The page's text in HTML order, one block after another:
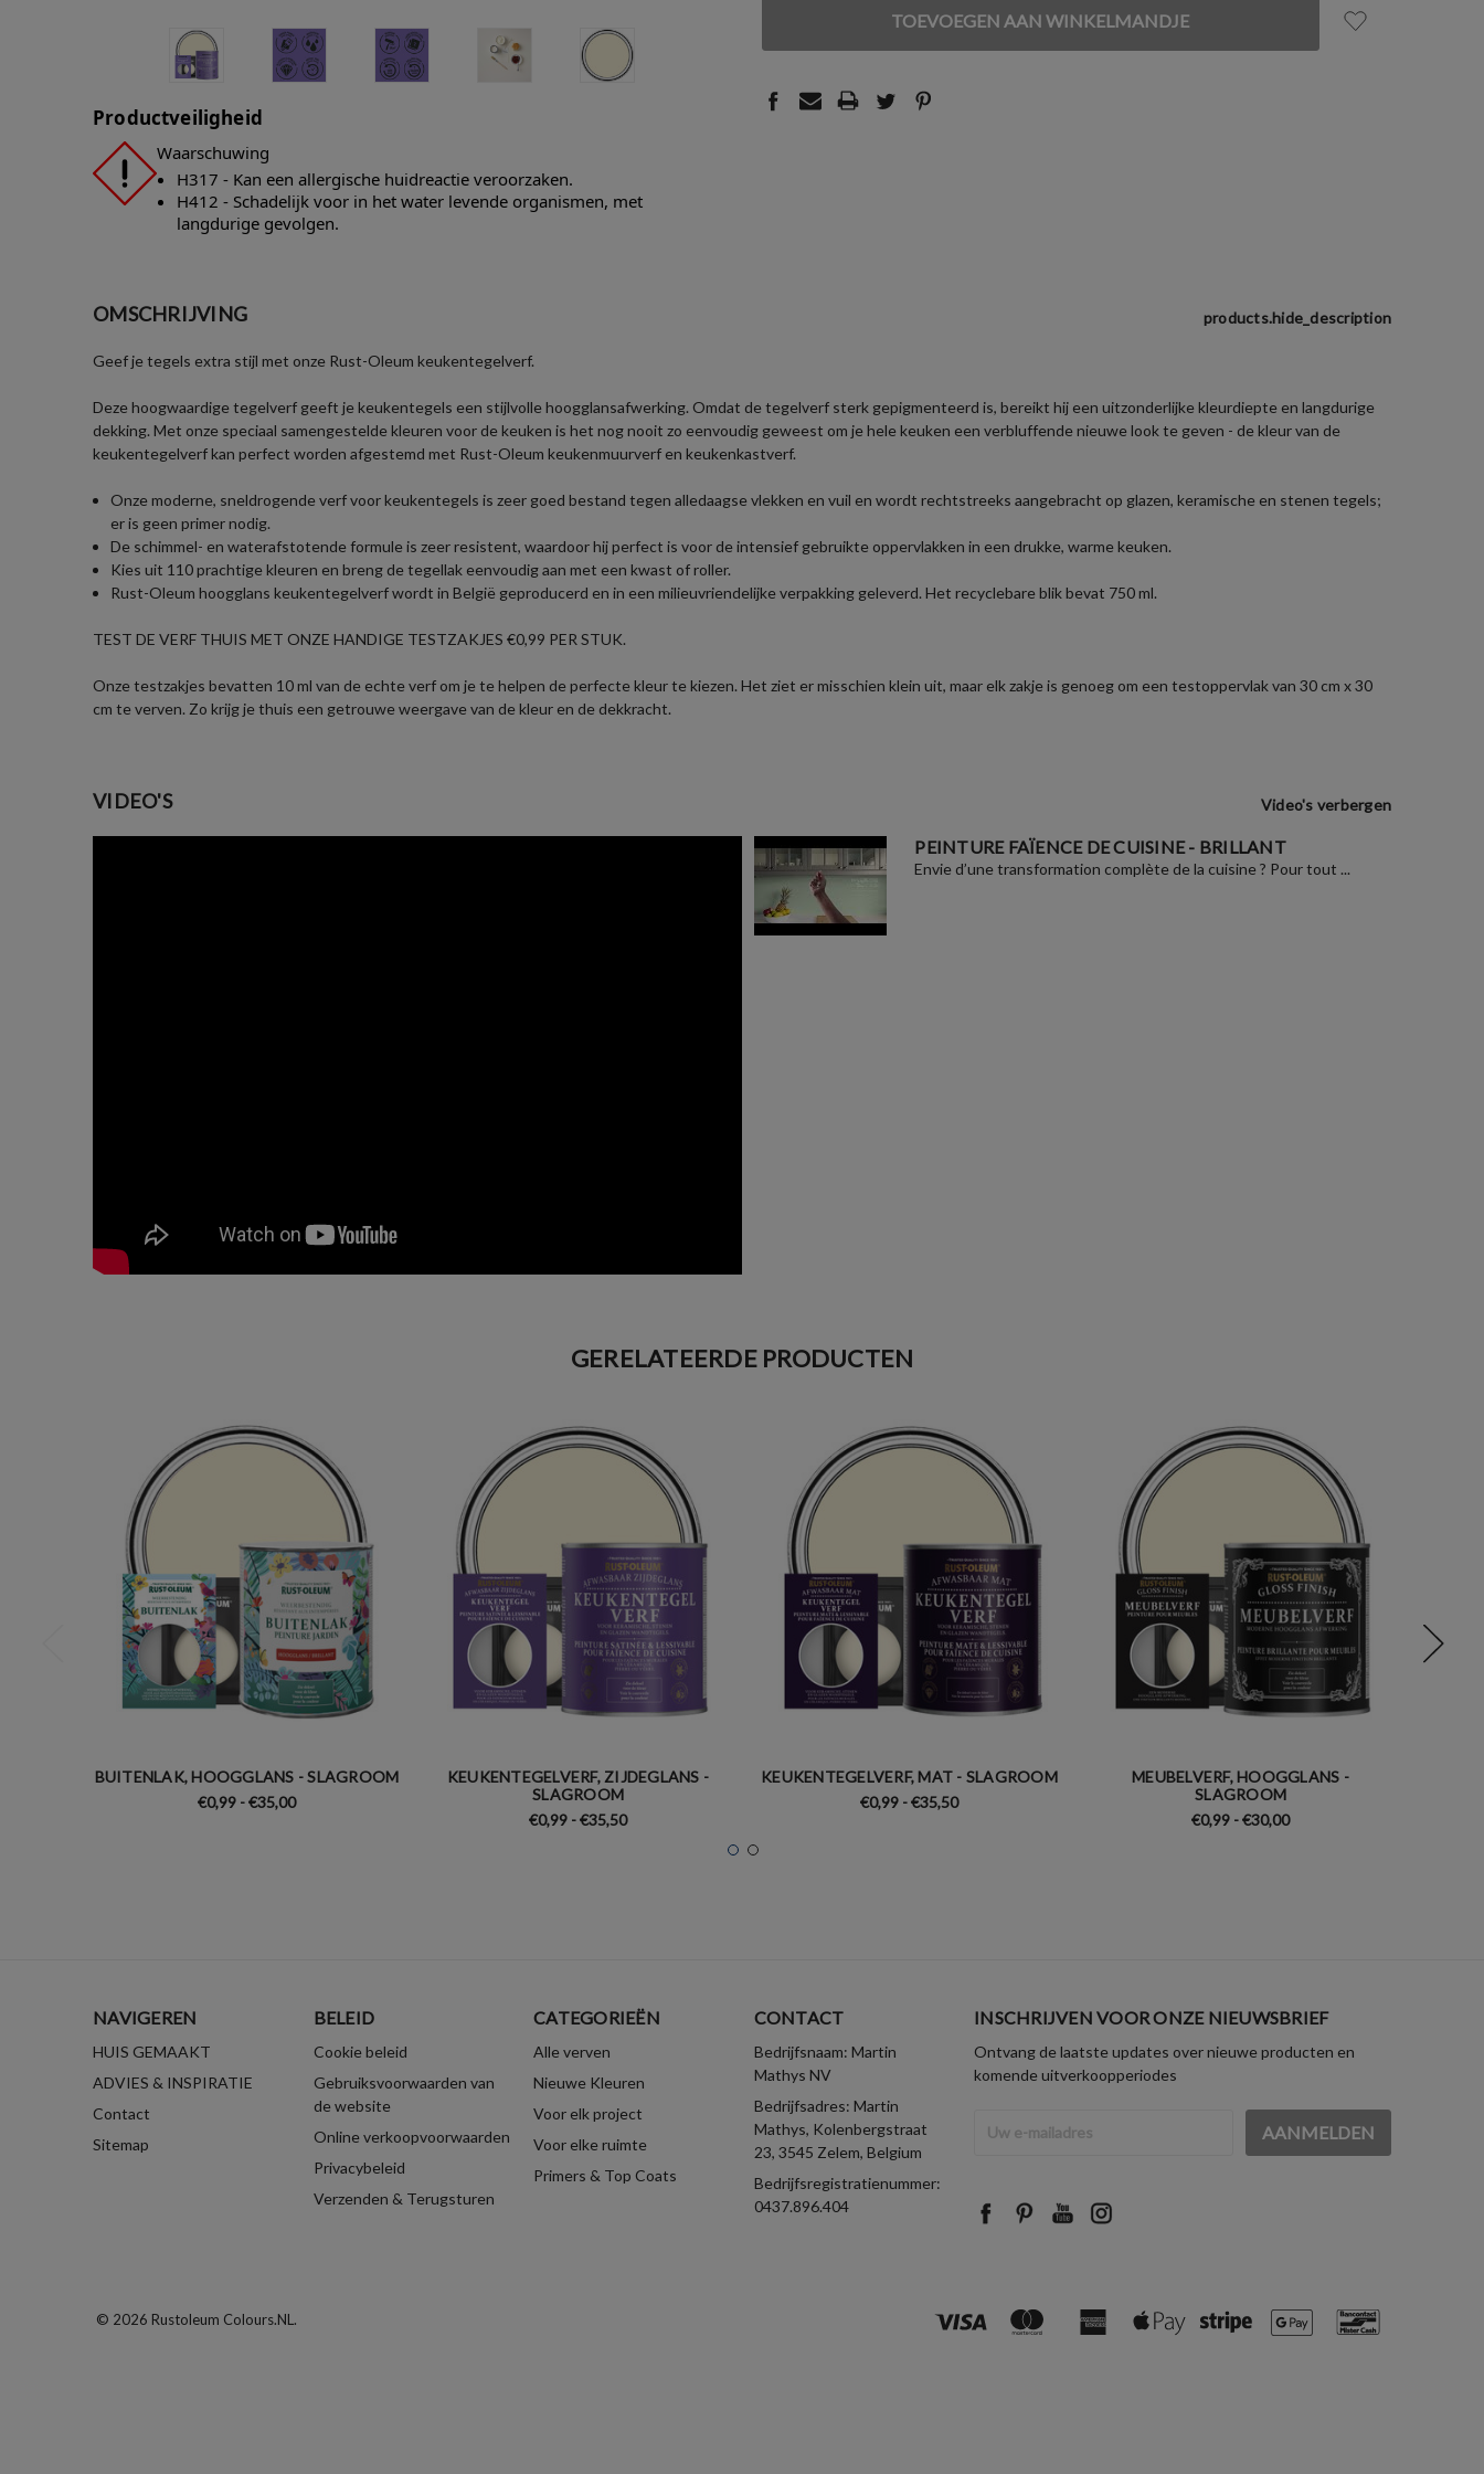
Productveiligheid
Waarschuwing
H317 - Kan een allergische huidreactie veroorzaken.
H412 - Schadelijk voor in het water levende organismen, met
langdurige gevolgen.
UNDEFINEDUNDEFINED
OMSCHRIJVING products.hide_description
Geef je tegels extra stijl met onze Rust-Oleum keukentegelverf.
Deze hoogwaardige tegelverf geeft je keukentegels een stijlvolle hoogglansafwerking. Omdat de tegelverf sterk gepigmenteerd is, bereikt hij een uitzonderlijke kleurdiepte en langdurige
dekking. Met onze speciaal samengestelde kleuren voor de keuken is het nog nooit zo eenvoudig geweest om je hele keuken een verbluffende nieuwe look te geven - de kleur van de
keukentegelverf kan perfect worden afgestemd met Rust-Oleum keukenmuurverf en keukenkastverf.
Onze moderne, sneldrogende verf voor keukentegels is zeer goed bestand tegen alledaagse vlekken en vuil en wordt rechtstreeks aangebracht op glazen, keramische en stenen tegels;
er is geen primer nodig.
De schimmel- en waterafstotende formule is zeer resistent, waardoor hij perfect is voor de intensief gebruikte oppervlakken in een drukke, warme keuken.
Kies uit 110 prachtige kleuren en breng de tegellak eenvoudig aan met een kwast of roller.
Rust-Oleum hoogglans keukentegelverf wordt in België geproducerd en in een milieuvriendelijke verpakking geleverd. Het recyclebare blik bevat 750 ml.
TEST DE VERF THUIS MET ONZE HANDIGE TESTZAKJES €0,99 PER STUK.
Onze testzakjes bevatten 10 ml van de echte verf om je te helpen de perfecte kleur te kiezen. Het ziet er misschien klein uit, maar elk zakje is genoeg om een testoppervlak van 30 cm x 30
cm te verven. Zo krijg je thuis een getrouwe weergave van de kleur en de dekkracht.
VIDEO'S Video's verbergen
PEINTURE FAÏENCE DE CUISINE - BRILLANT
Envie d’une transformation complète de la cuisine ? Pour tout ...
GERELATEERDE PRODUCTEN
BUITENLAK, HOOGGLANS - SLAGROOM
€0,99 - €35,00
KEUKENTEGELVERF, ZIJDEGLANS -
SLAGROOM
€0,99 - €35,50
KEUKENTEGELVERF, MAT - SLAGROOM
€0,99 - €35,50
MEUBELVERF, HOOGGLANS -
SLAGROOM
€0,99 - €30,00
NAVIGEREN
HUIS GEMAAKT
ADVIES & INSPIRATIE
Contact
Sitemap
BELEID
Cookie beleid
Gebruiksvoorwaarden van
de website
Online verkoopvoorwaarden
Privacybeleid
Verzenden & Terugsturen
CATEGORIEËN
Alle verven
Nieuwe Kleuren
Voor elk project
Voor elke ruimte
Primers & Top Coats
CONTACT
Bedrijfsnaam: Martin
Mathys NV
Bedrijfsadres: Martin
Mathys, Kolenbergstraat
23, 3545 Zelem, Belgium
Bedrijfsregistratienummer:
0437.896.404
INSCHRIJVEN VOOR ONZE NIEUWSBRIEF
Ontvang de laatste updates over nieuwe producten en
komende uitverkoopperiodes
mailadres
© 2026 Rustoleum Colours.NL.